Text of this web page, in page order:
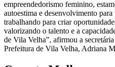
empreendedorismo feminino,
autoestima e desenvolvimento
trabalhando para criar
valorizando o talento e a
de Vila Velha”, afirmou a
Prefeitura de Vila Velha, Adriana